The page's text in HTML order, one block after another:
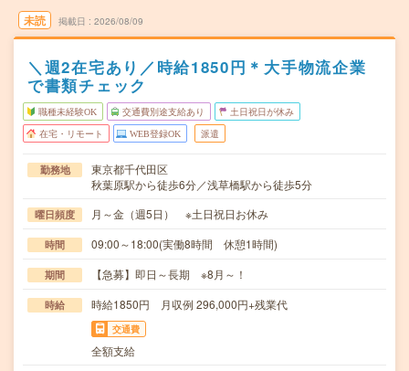
未読 掲載日 2026/08/09
＼週2在宅あり／時給1850円＊大手物流企業
で書類チェック
職種未経験OK 交通費別途支給あり 土日祝日が休み
在宅・リモート WEB登録OK 派遣
勤務地
東京都千代田区
秋葉原駅から徒歩6分／浅草橋駅から徒歩5分
曜日頻度 月～金（週5日） ※土日祝日お休み
時間 09:00～18:00(実働8時間 休憩1時間)
期間 【急募】即日～長期 ※8月～！
時給 時給1850円 月収例 296,000円+残業代
交通費
全額支給